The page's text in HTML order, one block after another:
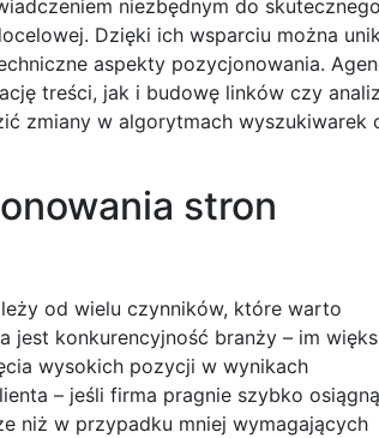
niezbędnym do skutecznego
Dzięki ich wsparciu można
aspekty pozycjonowania.
treści, jak i budowę linków czy
zmiany w algorytmach wyszukiwarek
stron
od wielu czynników, które warto
jest konkurencyjność branży – im
wysokich pozycji w wynikach
– jeśli firma pragnie szybko
niż w przypadku mniej wymagających